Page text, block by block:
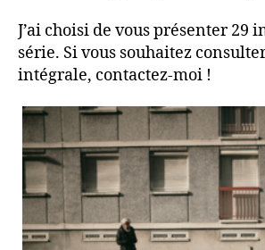
J’ai choisi de vous présenter 29
série. Si vous souhaitez
intégrale, contactez-moi !